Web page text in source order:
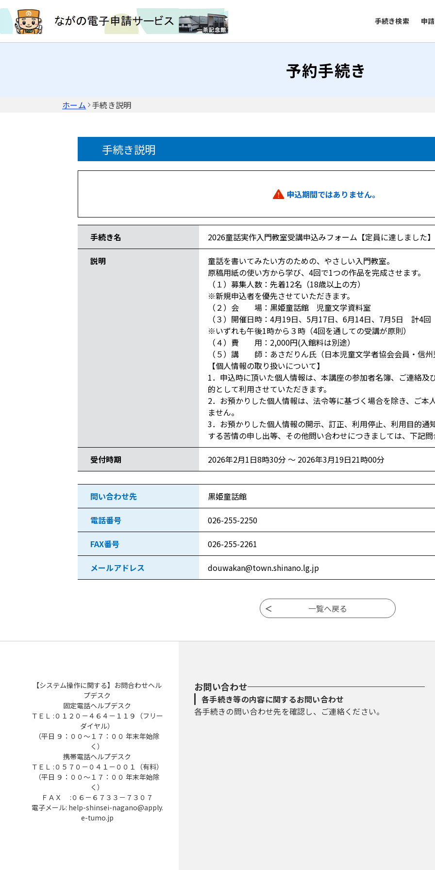
手続き検索 申
予約手続き
ホーム 手続き説明
手続き説明
申込期間ではありません。
手続き名 2026童話実作入門教室受講申込みフォーム【定員に達しました】
説明
童話を書いてみたい方のための、やさしい入門教室。
原稿用紙の使い方から学び、4回で1つの作品を完成させます。
（１）募集人数：先着12名（18歳以上の方）
※新規申込者を優先させていただきます。
（２）会 場：黒姫童話館 児童文学資料室
（３）開催日時：4月19日、5月17日、6月14日、7月5日 計4回
※いずれも午後1時から３時（4回を通しての受講が原則）
（４）費 用：2,000円(入館料は別途）
（５）講 師：あさだりん氏（日本児童文学者協会会員・信州
【個人情報の取り扱いについて】
1．申込時に頂いた個人情報は、本講座の参加者名簿、ご連絡及
的として利用させていただきます。
2．お預かりした個人情報は、法令等に基づく場合を除き、ご本
ません。
3．お預かりした個人情報の開示、訂正、利用停止、利用目的通
する苦情の申し出等、その他問い合わせにつきましては、下記問
受付時期 2026年2月1日8時30分 ～ 2026年3月19日21時00分
問い合わせ先 黒姫童話館
電話番号 026-255-2250
FAX番号 026-255-2261
メールアドレス douwakan@town.shinano.lg.jp
【システム操作に関する】お問合わせヘル
プデスク
固定電話ヘルプデスク
ＴＥＬ :０１２０－４６４－１１９（フリー
ダイヤル）
（平日 ９：００～１７：００ 年末年始除
く）
携帯電話ヘルプデスク
ＴＥＬ :０５７０－０４１－００１（有料）
（平日 ９：００～１７：００ 年末年始除
く）
ＦＡＸ :０６－６７３３－７３０７
電子メール: help-shinsei-nagano@apply.
e-tumo.jp
お問い合わせ
各手続き等の内容に関するお問い合わせ
各手続きの問い合わせ先を確認し、ご連絡ください。